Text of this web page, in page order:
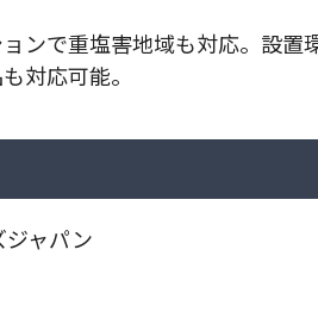
ンで重塩害地域も対応。設置
対応可能。
ャパン